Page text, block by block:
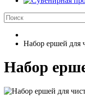
Набор ершей для
Набор